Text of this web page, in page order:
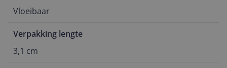
Vloeibaar
Verpakking lengte
3,1 cm